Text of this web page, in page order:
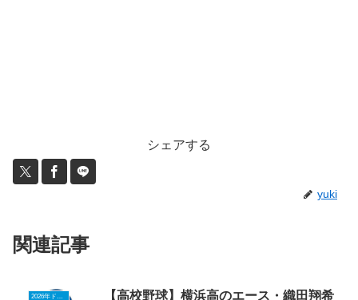
シェアする
yuki
関連記事
【高校野球】横浜高のエース・織田翔希